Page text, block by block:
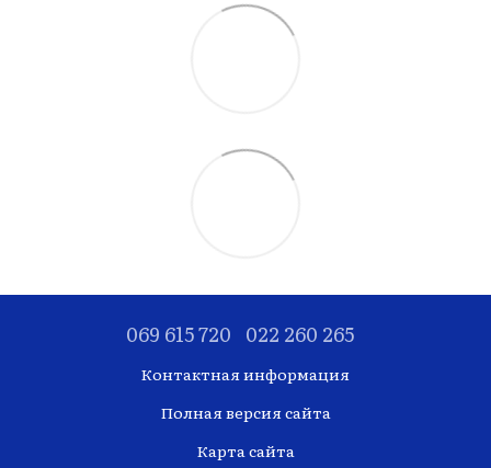
069 615 720 022 260 265
Контактная информация
Полная версия сайта
Карта сайта